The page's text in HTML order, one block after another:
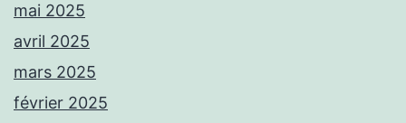
mai 2025
avril 2025
mars 2025
février 2025